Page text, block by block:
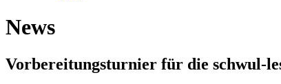
News
Vorbereitungsturnier für die schwul-